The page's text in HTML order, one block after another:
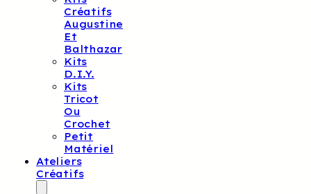
Créatifs
Augustine
Et
Balthazar
Kits
D.I.Y.
Kits
Tricot
Ou
Crochet
Petit
Matériel
Ateliers
Créatifs